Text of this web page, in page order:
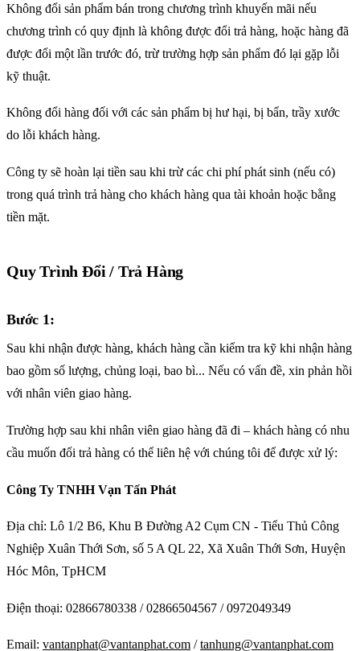
Không đổi sản phẩm bán trong chương trình khuyến mãi nếu
chương trình có quy định là không được đổi trả hàng, hoặc hàng đã
được đổi một lần trước đó, trừ trường hợp sản phẩm đó lại gặp lỗi
kỹ thuật.
Không đổi hàng đối với các sản phẩm bị hư hại, bị bẩn, trầy xước
do lỗi khách hàng.
Công ty sẽ hoàn lại tiền sau khi trừ các chi phí phát sinh (nếu có)
trong quá trình trả hàng cho khách hàng qua tài khoản hoặc bằng
tiền mặt.
Quy Trình Đổi / Trả Hàng
Bước 1:
Sau khi nhận được hàng, khách hàng cần kiểm tra kỹ khi nhận hàng
bao gồm số lượng, chủng loại, bao bì... Nếu có vấn đề, xin phản hồi
với nhân viên giao hàng.
Trường hợp sau khi nhân viên giao hàng đã đi – khách hàng có nhu
cầu muốn đổi trả hàng có thể liên hệ với chúng tôi để được xử lý:
Công Ty TNHH Vạn Tấn Phát
Địa chỉ: Lô 1/2 B6, Khu B Đường A2 Cụm CN - Tiểu Thủ Công
Nghiệp Xuân Thới Sơn, số 5 A QL 22, Xã Xuân Thới Sơn, Huyện
Hóc Môn, TpHCM
Điện thoại: 02866780338 / 02866504567 / 0972049349
Email: vantanphat@vantanphat.com /tanhung@vantanphat.com